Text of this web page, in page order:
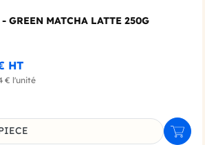
GREEN MATCHA LATTE 250G
HT
€ l'unité
du produit